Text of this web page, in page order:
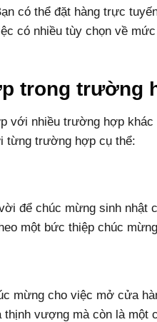
có thể đặt hàng trực
có nhiều tùy chọn về
trong trường
với nhiều trường hợp
từng trường hợp cụ thể:
để chúc mừng sinh nhật
một bức thiệp chúc
mừng cho việc mở cửa
vượng mà còn là một